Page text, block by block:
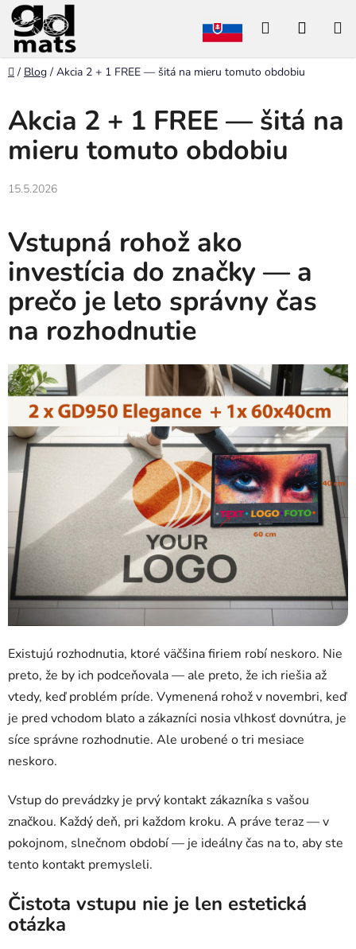
Prejsť
na
obsah
Hľadať
Domov
/ Blog / Akcia 2 + 1 FREE — šitá na mieru tomuto obdobiu
Akcia 2 + 1 FREE — šitá na
mieru tomuto obdobiu
15.5.2026
Vstupná rohož ako
investícia do značky — a
prečo je leto správny čas
na rozhodnutie
Existujú rozhodnutia, ktoré väčšina firiem robí neskoro. Nie
preto, že by ich podceňovala — ale preto, že ich riešia až
vtedy, keď problém príde. Vymenená rohož v novembri, keď
je pred vchodom blato a zákazníci nosia vlhkosť dovnútra, je
síce správne rozhodnutie. Ale urobené o tri mesiace
neskoro.
Vstup do prevádzky je prvý kontakt zákazníka s vašou
značkou. Každý deň, pri každom kroku. A práve teraz — v
pokojnom, slnečnom období — je ideálny čas na to, aby ste
tento kontakt premysleli.
Čistota vstupu nie je len estetická
otázka